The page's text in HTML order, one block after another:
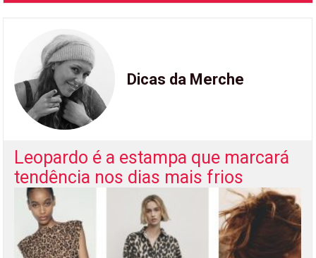
Dicas da Merche
Leopardo é a estampa que marcará
tendência nos dias mais frios